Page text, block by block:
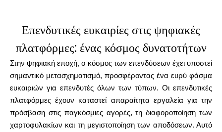
Όροι ανάθεσης απαιτήσεων
Γκαλερί μαρκών
Επιλογή μάρκας
Επενδυτικές ευκαιρίες στις ψηφιακές
πλατφόρμες: ένας κόσμος δυνατοτήτων
Στην ψηφιακή εποχή, ο κόσμος των επενδύσεων έχει υποστεί
σημαντικό μετασχηματισμό, προσφέροντας ένα ευρύ φάσμα
ευκαιριών για επενδυτές όλων των τύπων. Οι επενδυτικές
πλατφόρμες έχουν καταστεί απαραίτητα εργαλεία για την
πρόσβαση στις παγκόσμιες αγορές, τη διαφοροποίηση των
χαρτοφυλακίων και τη μεγιστοποίηση των αποδόσεων. Αυτό